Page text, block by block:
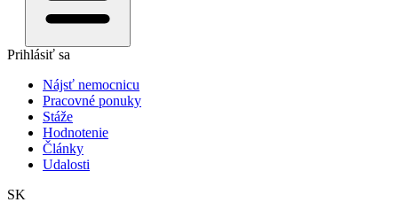
Prihlásiť sa
Nájsť nemocnicu
Pracovné ponuky
Stáže
Hodnotenie
Články
Udalosti
SK